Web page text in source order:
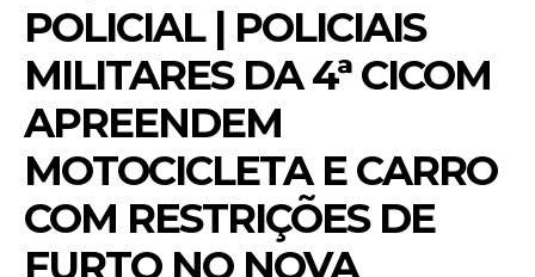
POLICIAL | POLICIAIS
MILITARES DA 4ª CICOM
APREENDEM
MOTOCICLETA E CARRO
COM RESTRIÇÕES DE
FURTO NO NOVA